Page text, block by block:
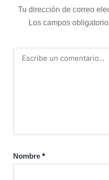
Tu dirección de correo
Los campos
Nombre *